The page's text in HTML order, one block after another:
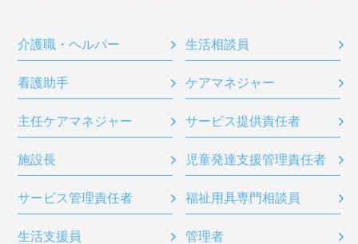
介護職・ヘルパー 生活相談員
看護助手 ケアマネジャー
主任ケアマネジャー サービス提供責任者
施設長 児童発達支援管理責任者
サービス管理責任者 福祉用具専門相談員
生活支援員 管理者